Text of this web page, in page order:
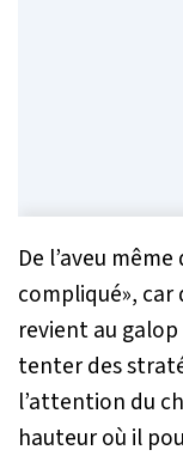
De l’aveu
compliqué»,
revient au
tenter des
l’attention du
hauteur où il